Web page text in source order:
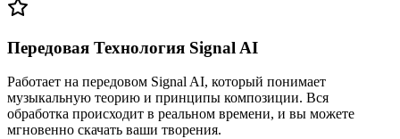
Передовая Технология Signal AI
Работает на передовом Signal AI, который понимает
музыкальную теорию и принципы композиции. Вся
обработка происходит в реальном времени, и вы можете
мгновенно скачать ваши творения.